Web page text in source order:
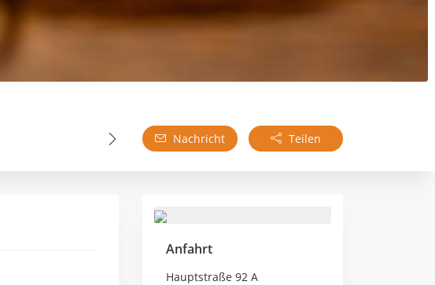
Nachricht Teilen
Anfahrt
Hauptstraße 92 A